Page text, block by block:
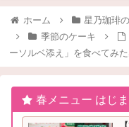
ホーム 星乃珈琲
季節のケーキ
ーソルベ添え」を食べてみ
春メニュー はじ